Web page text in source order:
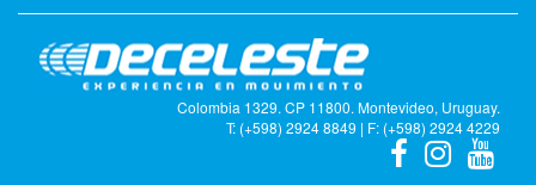
Colombia 1329. CP 11800. Montevideo, Uruguay.
T: (+598) 2924 8849 | F: (+598) 2924 4229